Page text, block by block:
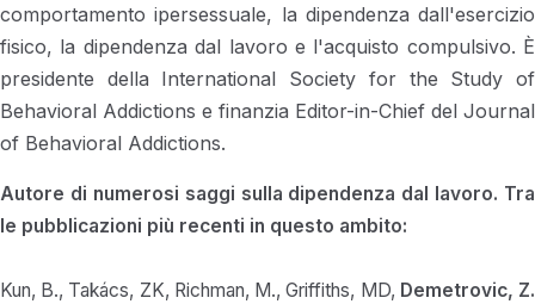
comportamento ipersessuale, la dipendenza dall'esercizio
fisico, la dipendenza dal lavoro e l'acquisto compulsivo. È
presidente della International Society for the Study of
Behavioral Addictions e finanzia Editor-in-Chief del Journal
of Behavioral Addictions.
Autore di numerosi saggi sulla dipendenza dal lavoro. Tra
le pubblicazioni più recenti in questo ambito:
Kun, B., Takács, ZK, Richman, M., Griffiths, MD, Demetrovic, Z.